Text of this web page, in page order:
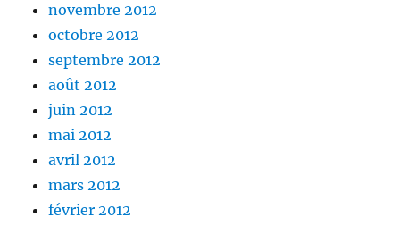
novembre 2012
octobre 2012
septembre 2012
août 2012
juin 2012
mai 2012
avril 2012
mars 2012
février 2012